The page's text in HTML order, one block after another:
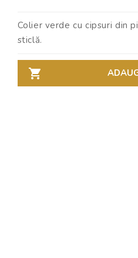
Colier verde cu cipsuri din
sticlă.